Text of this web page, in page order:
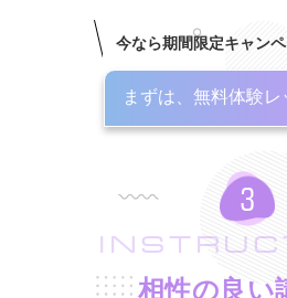
今なら期間限定キャン
まずは、無料体験レ
相性の良い